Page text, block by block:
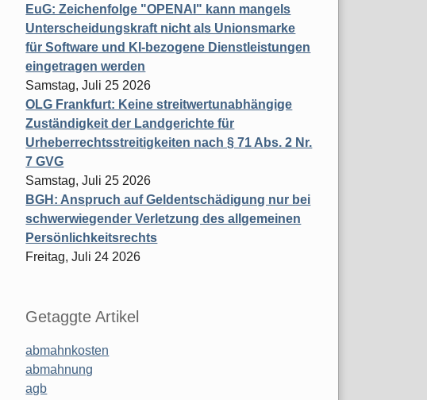
EuG: Zeichenfolge "OPENAI" kann mangels
Unterscheidungskraft nicht als Unionsmarke
für Software und KI-bezogene Dienstleistungen
eingetragen werden
Samstag, Juli 25 2026
OLG Frankfurt: Keine streitwertunabhängige
Zuständigkeit der Landgerichte für
Urheberrechtsstreitigkeiten nach § 71 Abs. 2 Nr.
7 GVG
Samstag, Juli 25 2026
BGH: Anspruch auf Geldentschädigung nur bei
schwerwiegender Verletzung des allgemeinen
Persönlichkeitsrechts
Freitag, Juli 24 2026
Getaggte Artikel
abmahnkosten
abmahnung
agb